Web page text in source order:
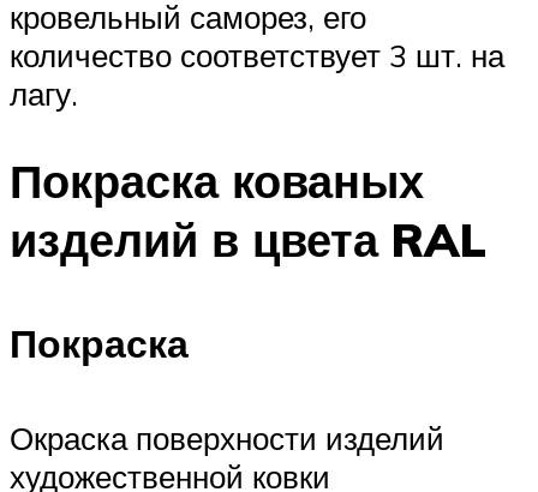
кровельный саморез, его
количество соответствует 3 шт. на
лагу.
Покраска кованых
изделий в цвета RAL
Покраска
Окраска поверхности изделий
художественной ковки